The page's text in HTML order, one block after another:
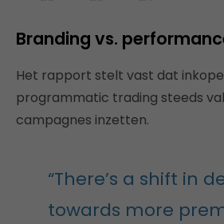
Branding vs.
Het rapport stelt vast dat
programmatic trading steeds
campagnes inzetten.
“There’s a shift in
towards more